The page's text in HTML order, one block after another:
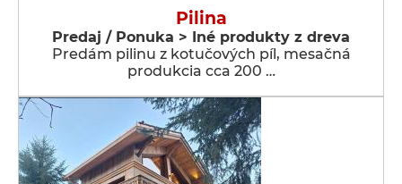
Pilina
Predaj / Ponuka > Iné produkty z dreva
Predám pilinu z kotučových píl, mesačná
produkcia cca 200 …